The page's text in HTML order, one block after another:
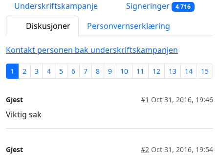
Underskriftskampanje Signeringer 4 716
Diskusjoner Personvernserklæring
Kontakt personen bak underskriftskampanjen
1 2 3 4 5 6 7 8 9 10 11 12 13 14 15
Gjest #1 Oct 31, 2016, 19:46
Viktig sak
Gjest #2 Oct 31, 2016, 19:54